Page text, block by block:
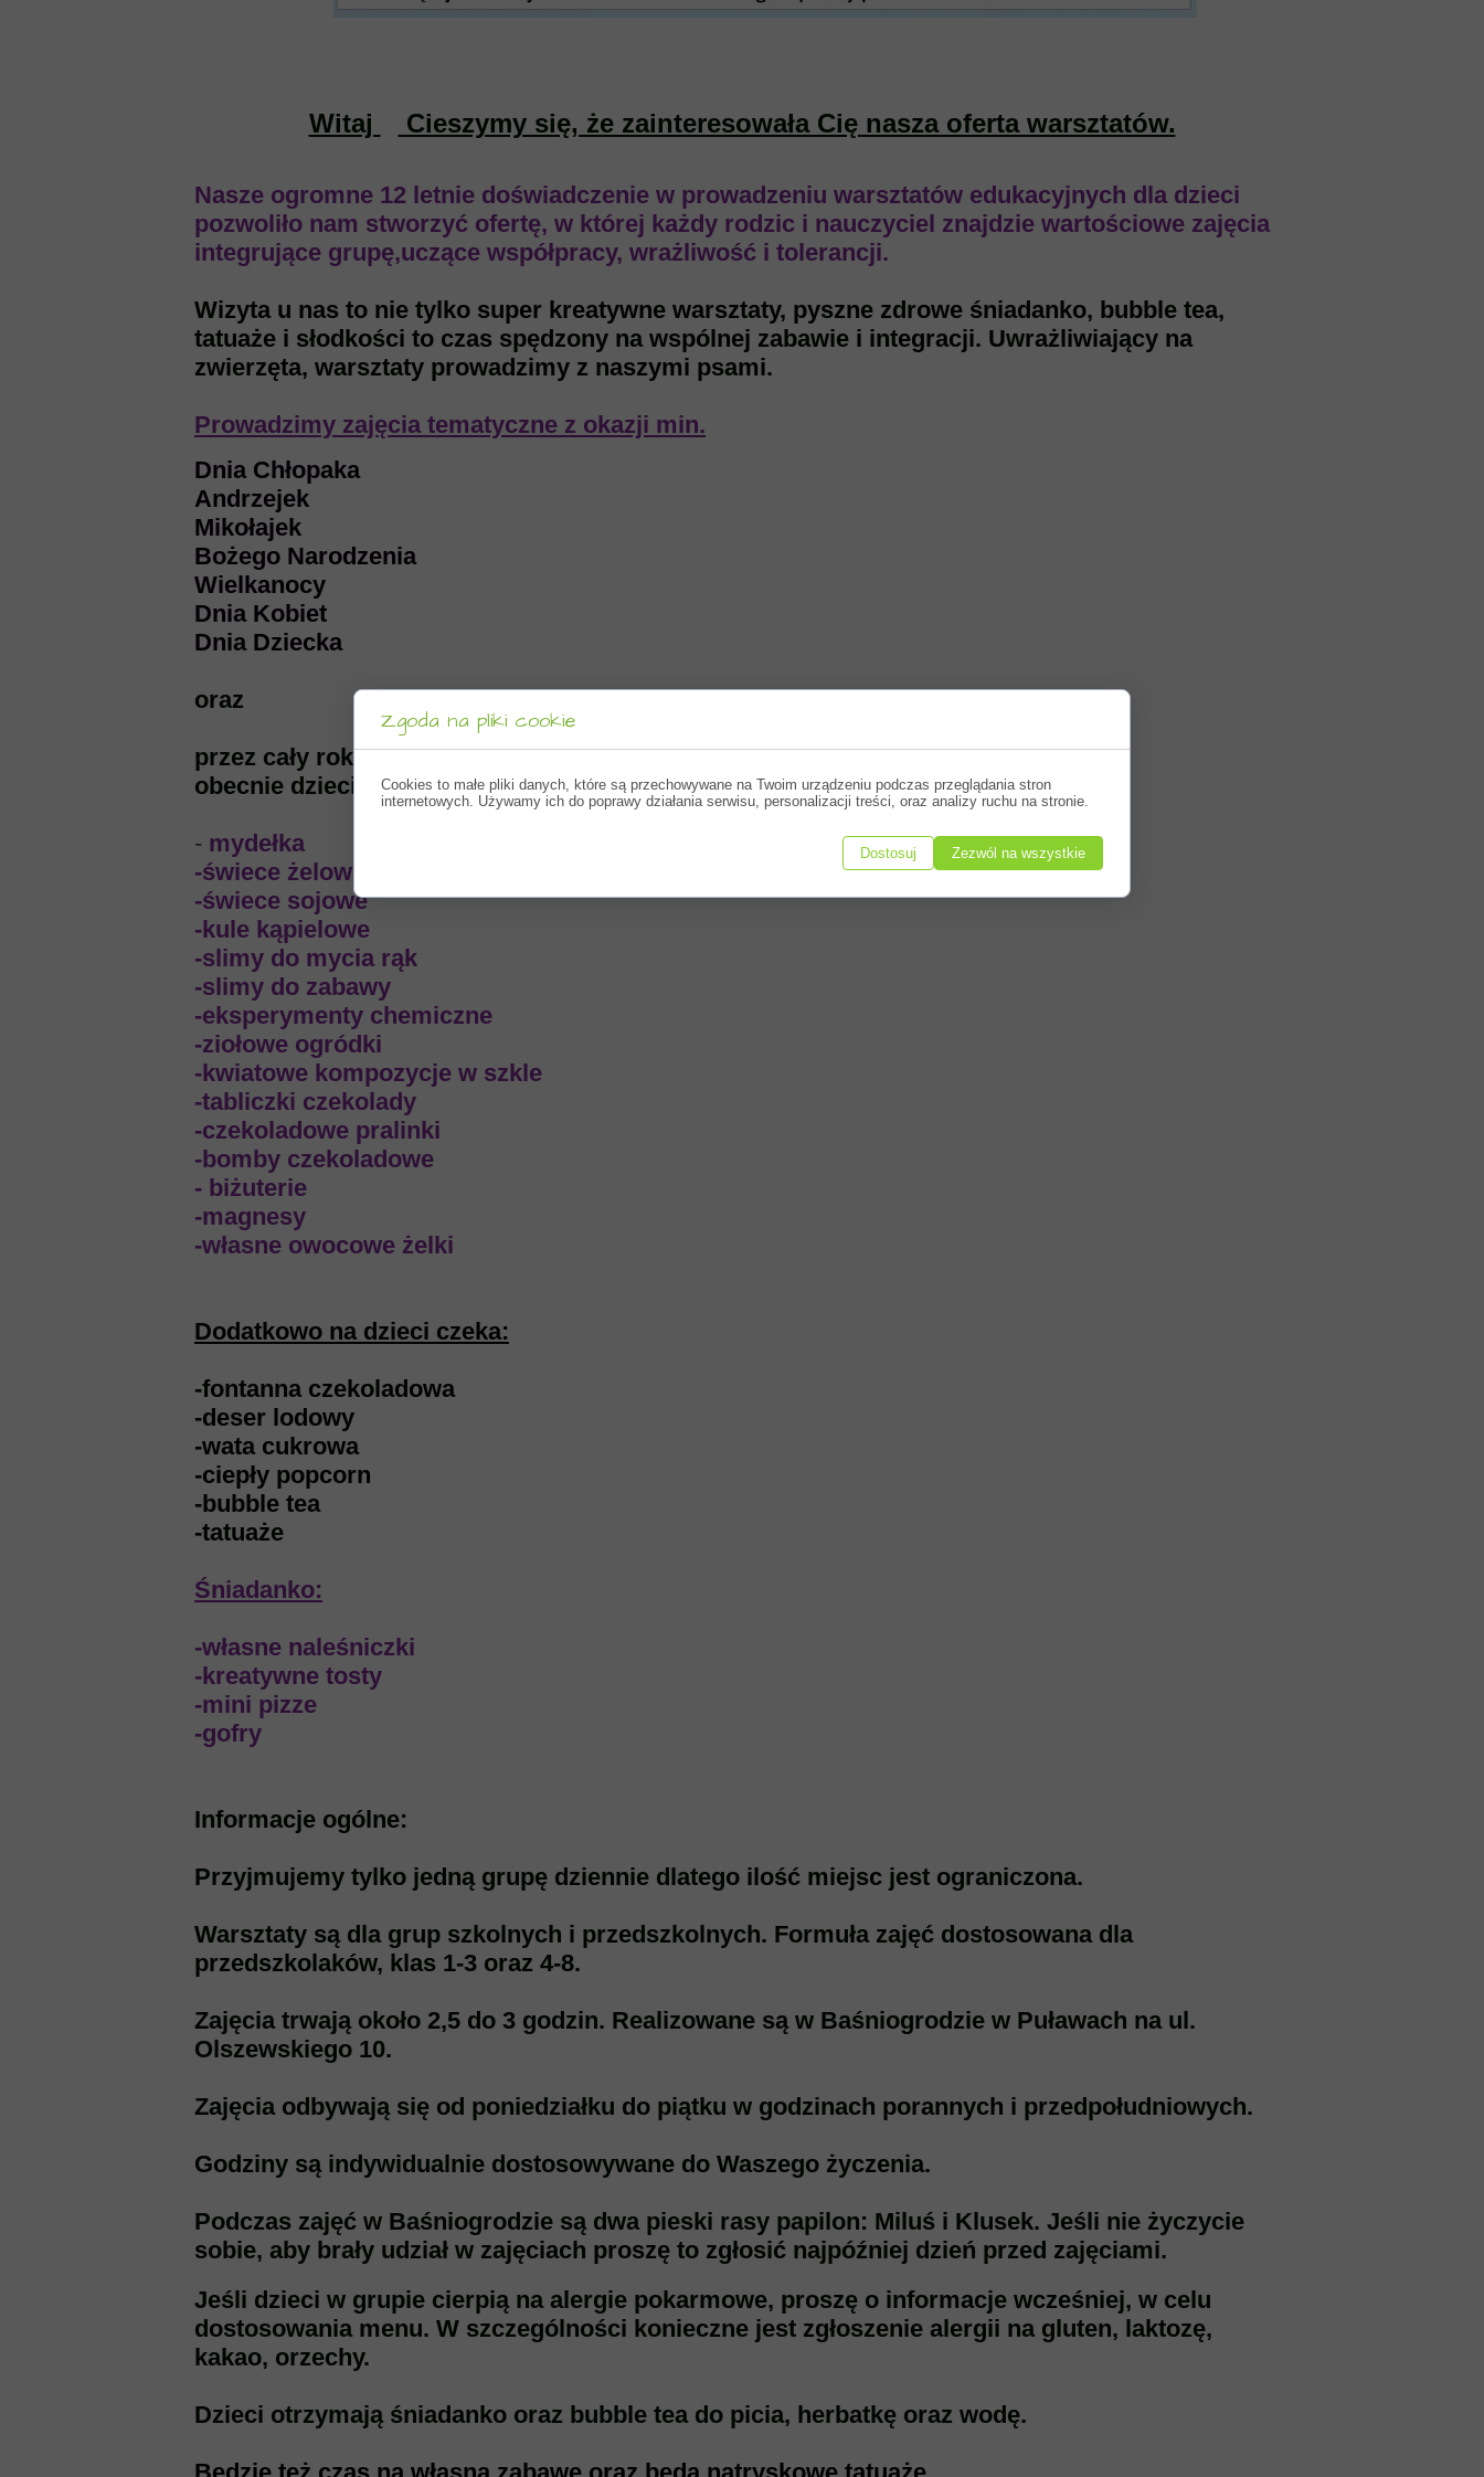
Witaj Cieszymy się, że zainteresowała Cię nasza oferta warsztatów.
Nasze ogromne 12 letnie doświadczenie w prowadzeniu warsztatów edukacyjnych dla dzieci
pozwoliło nam stworzyć ofertę, w której każdy rodzic i nauczyciel znajdzie wartościowe zajęcia
integrujące grupę,uczące współpracy, wrażliwość i tolerancji.
Wizyta u nas to nie tylko super kreatywne warsztaty, pyszne zdrowe śniadanko, bubble tea,
tatuaże i słodkości to czas spędzony na wspólnej zabawie i integracji. Uwrażliwiający na
zwierzęta, warsztaty prowadzimy z naszymi psami.
Prowadzimy zajęcia tematyczne z okazji min.
Dnia Chłopaka
Andrzejek
Mikołajek
Bożego Narodzenia
Wielkanocy
Dnia Kobiet
Dnia Dziecka
oraz
przez cały rok można do nas przyjść na wybrane warsztaty niezależnie od okazji,
obecnie dzieci mogą u nas zrobić min.
- mydełka
-świece żelowe
-świece sojowe
-kule kąpielowe
-slimy do mycia rąk
-slimy do zabawy
-eksperymenty chemiczne
-ziołowe ogródki
-kwiatowe kompozycje w szkle
-tabliczki czekolady
-czekoladowe pralinki
-bomby czekoladowe
- biżuterie
-magnesy
-własne owocowe żelki
Dodatkowo na dzieci czeka:
-fontanna czekoladowa
-deser lodowy
-wata cukrowa
-ciepły popcorn
-bubble tea
-tatuaże
Śniadanko:
-własne naleśniczki
-kreatywne tosty
-mini pizze
-gofry
Informacje ogólne:
Przyjmujemy tylko jedną grupę dziennie dlatego ilość miejsc jest ograniczona.
Warsztaty są dla grup szkolnych i przedszkolnych. Formuła zajęć dostosowana dla
przedszkolaków, klas 1-3 oraz 4-8.
Zajęcia trwają około 2,5 do 3 godzin. Realizowane są w Baśniogrodzie w Puławach na ul.
Olszewskiego 10.
Zajęcia odbywają się od poniedziałku do piątku w godzinach porannych i przedpołudniowych.
Godziny są indywidualnie dostosowywane do Waszego życzenia.
Podczas zajęć w Baśniogrodzie są dwa pieski rasy papilon: Miluś i Klusek. Jeśli nie życzycie
sobie, aby brały udział w zajęciach proszę to zgłosić najpóźniej dzień przed zajęciami.
Jeśli dzieci w grupie cierpią na alergie pokarmowe, proszę o informacje wcześniej, w celu
dostosowania menu. W szczególności konieczne jest zgłoszenie alergii na gluten, laktozę,
kakao, orzechy.
Dzieci otrzymają śniadanko oraz bubble tea do picia, herbatkę oraz wodę.
Zgoda na pliki cookie
Cookies to małe pliki danych, które są przechowywane na Twoim urządzeniu podczas przeglądania stron
internetowych. Używamy ich do poprawy działania serwisu, personalizacji treści, oraz analizy ruchu na stronie.
Dostosuj Zezwól na wszystkie